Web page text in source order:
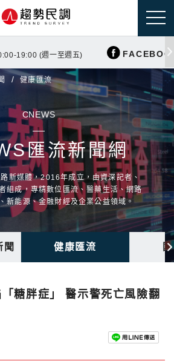
19:00 (週一至週五)
健康匯流
CNEWS
匯流新聞網
新媒體，2016年成立，由資深記者、
組成，專精數位匯流、醫藥生活、網路
新能源、金融財經及企業公益領域。
聞 健康匯流
糖胖症」 醫示警死亡風險翻